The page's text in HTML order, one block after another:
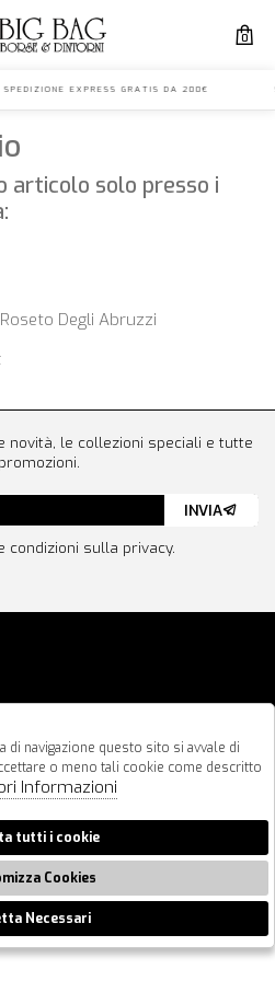
0
EXPRESS GRATIS DA
articolo solo presso i
Degli Abruzzi
novità, le collezioni speciali e tutte
condizioni sulla privacy.
INVIA
Powered by
di navigazione questo sito si avvale di
o meno tali cookie come descritto
Informazioni
tutti i cookie
Cookies
Necessari